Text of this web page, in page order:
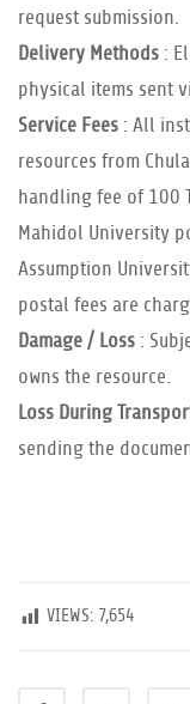
request submission.
Delivery Methods :
physical items sent
Service Fees : All
resources from
handling fee of 100
Mahidol University
Assumption
postal fees are
Damage / Loss :
owns the resource.
Loss During
sending the
VIEWS: 7,654